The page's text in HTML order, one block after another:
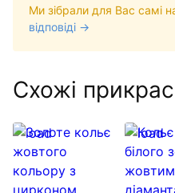
Ми зібрали для Вас самі
відповіді →
Схожі